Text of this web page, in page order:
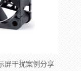
屏干扰案例分享